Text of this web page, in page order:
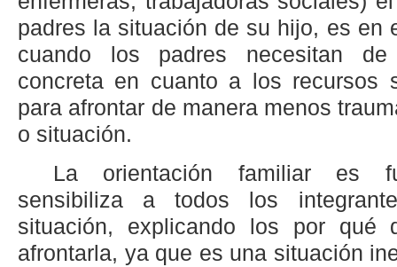
padres la situación de su hijo, es en
cuando los padres necesitan de
concreta en cuanto a los recursos
para afrontar de manera menos
o situación.
La orientación familiar es
sensibiliza a todos los
situación, explicando los por
afrontarla, ya que es una situación